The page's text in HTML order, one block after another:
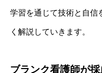
学習を通じて技術と自信
く解説していきます。
ブランク看護師が